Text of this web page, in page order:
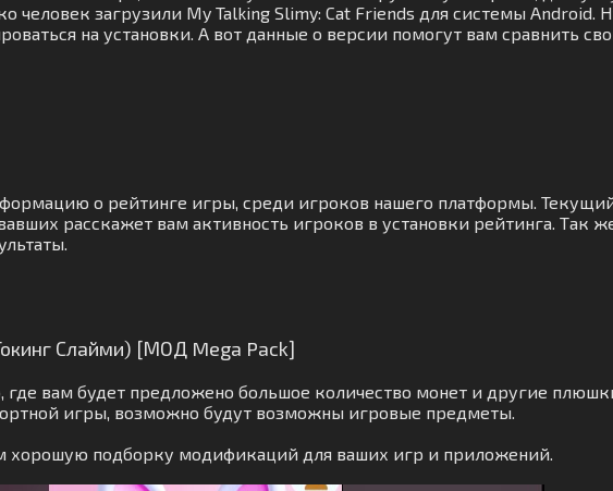
человек загрузили My Talking Slimy: Cat Friends для системы Android.
на установки. А вот данные о версии помогут вам сравнить
о рейтинге игры, среди игроков нашего платформы.
расскажет вам активность игроков в установки рейтинга. Так
Слайми) [МОД Mega Pack]
вам будет предложено большое количество монет и другие
игры, возможно будут возможны игровые предметы.
хорошую подборку модификаций для ваших игр и приложений.